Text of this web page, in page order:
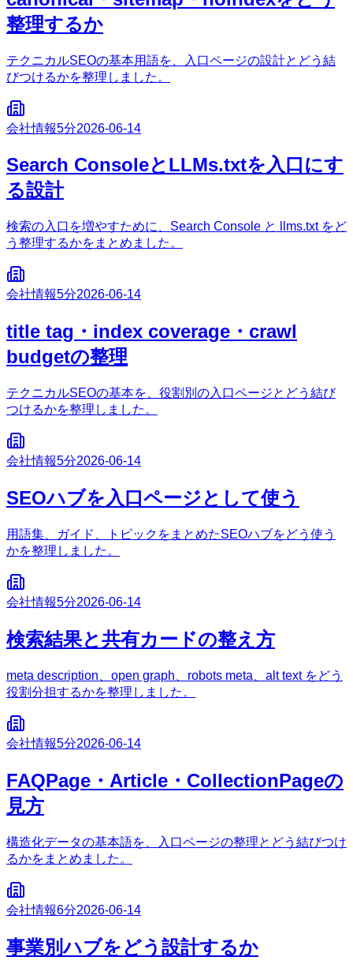
整理するか
テクニカルSEOの基本用語を、入口ページの設計とどう結
びつけるかを整理しました。
会社情報5分2026-06-14
Search ConsoleとLLMs.txtを入口にす
る設計
検索の入口を増やすために、Search Console と llms.txt をど
う整理するかをまとめました。
会社情報5分2026-06-14
title tag・index coverage・crawl
budgetの整理
テクニカルSEOの基本を、役割別の入口ページとどう結び
つけるかを整理しました。
会社情報5分2026-06-14
SEOハブを入口ページとして使う
用語集、ガイド、トピックをまとめたSEOハブをどう使う
かを整理しました。
会社情報5分2026-06-14
検索結果と共有カードの整え方
meta description、open graph、robots meta、alt text をどう
役割分担するかを整理しました。
会社情報5分2026-06-14
FAQPage・Article・CollectionPageの
見方
構造化データの基本語を、入口ページの整理とどう結びつけ
るかをまとめました。
会社情報6分2026-06-14
事業別ハブをどう設計するか